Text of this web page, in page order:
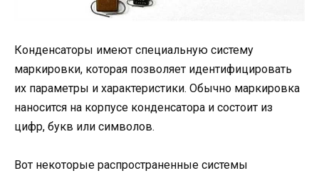
Конденсаторы имеют специальную систему
маркировки, которая позволяет идентифицировать
их параметры и характеристики. Обычно маркировка
наносится на корпусе конденсатора и состоит из
цифр, букв или символов.
Вот некоторые распространенные системы